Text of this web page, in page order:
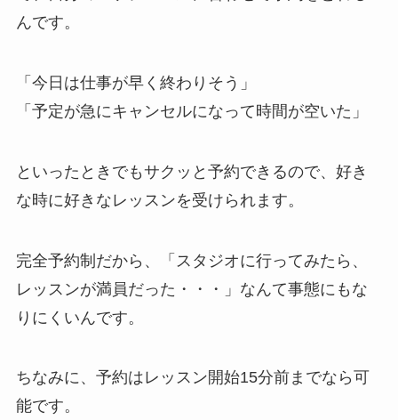
んです。
「今日は仕事が早く終わりそう」
「予定が急にキャンセルになって時間が空いた」
といったときでもサクッと予約できるので、好き
な時に好きなレッスンを受けられます。
完全予約制だから、
「スタジオに行ってみたら、
レッスンが満員だった・・・」 なんて事態にもな
りにくいんです。
ちなみに、予約はレッスン開始15分前までなら可
能です。